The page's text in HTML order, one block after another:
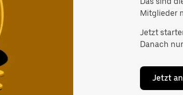
Mitglieder
Jetzt
Danach nur
Jetzt